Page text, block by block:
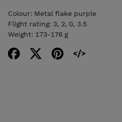
Colour: Metal flake purple
Flight rating: 3, 2, 0, 3.5
Weight: 173-176 g